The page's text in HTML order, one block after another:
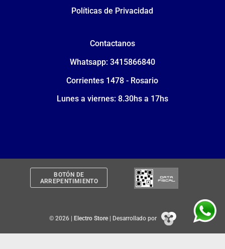
Políticas de Privacidad
Contactanos
Whatsapp: 3415866840
Corrientes 1478 - Rosario
Lunes a viernes: 8.30hs a 17hs
BOTÓN DE
ARREPENTIMIENTO
© 2026 | Electro Store| Desarrollado por